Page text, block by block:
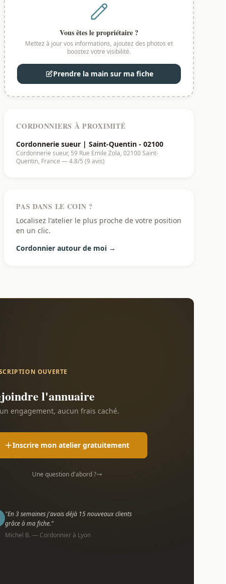
Vous êtes le propriétaire ?
Mettez à jour vos informations, ajoutez des photos et
boostez votre visibilité.
Prendre la main sur ma fiche
CORDONNIERS À PROXIMITÉ
Cordonnerie sueur | Saint-Quentin - 02100
Cordonnerie sueur, 59 Rue Emile Zola, 02100 Saint-
Quentin, France — 4.8/5 (9 avis)
PAS DANS LE COIN ?
Localisez l'atelier le plus proche de votre position
en un clic.
Cordonnier autour de moi →
OUVERTE
l'annuaire
engagement, aucun frais caché.
Inscrire mon atelier gratuitement
Une question d'abord ?
"En 3 semaines j'avais déjà 15 nouveaux clients
grâce à ma fiche."
Michel B. — Cordonnier à Lyon